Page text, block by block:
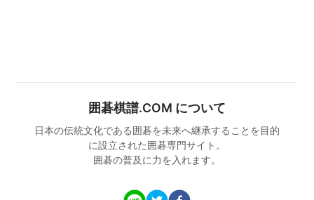
囲碁棋譜.COM について
日本の伝統文化である囲碁を未来へ継承することを目的
に設立された囲碁専門サイト。
囲碁の普及に力を入れます。